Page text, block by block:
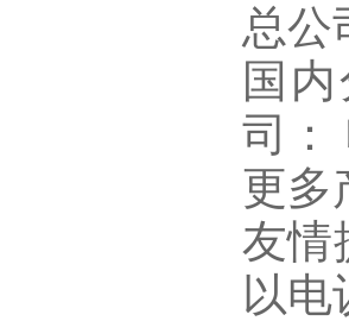
总公
国
司：
更多
友情
以电